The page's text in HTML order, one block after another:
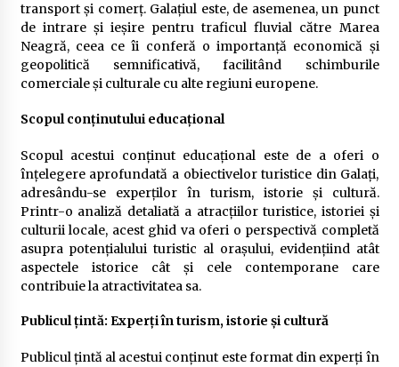
transport și comerț. Galațiul este, de asemenea, un punct
de intrare și ieșire pentru traficul fluvial către Marea
Neagră, ceea ce îi conferă o importanță economică și
geopolitică semnificativă, facilitând schimburile
comerciale și culturale cu alte regiuni europene.
Scopul conținutului educațional
Scopul acestui conținut educațional este de a oferi o
înțelegere aprofundată a obiectivelor turistice din Galați,
adresându-se experților în turism, istorie și cultură.
Printr-o analiză detaliată a atracțiilor turistice, istoriei și
culturii locale, acest ghid va oferi o perspectivă completă
asupra potențialului turistic al orașului, evidențiind atât
aspectele istorice cât și cele contemporane care
contribuie la atractivitatea sa.
Publicul țintă: Experți în turism, istorie și cultură
Publicul țintă al acestui conținut este format din experți în